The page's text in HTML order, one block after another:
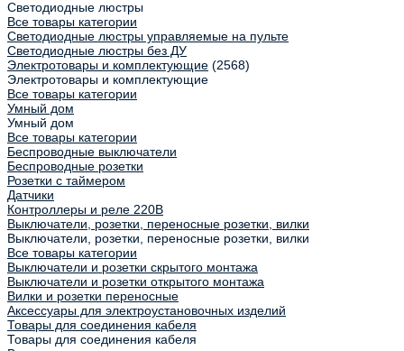
Светодиодные люстры
Все товары категории
Светодиодные люстры управляемые на пульте
Светодиодные люстры без ДУ
Электротовары и комплектующие (2568)
Электротовары и комплектующие
Все товары категории
Умный дом
Умный дом
Все товары категории
Беспроводные выключатели
Беспроводные розетки
Розетки с таймером
Датчики
Контроллеры и реле 220В
Выключатели, розетки, переносные розетки, вилки
Выключатели, розетки, переносные розетки, вилки
Все товары категории
Выключатели и розетки скрытого монтажа
Выключатели и розетки открытого монтажа
Вилки и розетки переносные
Аксессуары для электроустановочных изделий
Товары для соединения кабеля
Товары для соединения кабеля